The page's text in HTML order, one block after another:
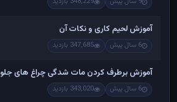
آموزش لحیم کاری و نکات آن
6 سال پیش 347,685 بازدید
آموزش برطرف کردن مات شدگی چراغ های جلو
6 سال پیش 343,020 بازدید